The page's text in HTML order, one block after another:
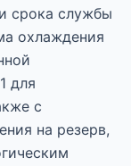
срока службы
охлаждения
для
с
на резерв,